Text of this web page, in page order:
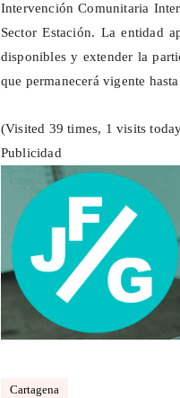
Intervención Comunitaria
Sector Estación. La entidad
disponibles y extender la
que permanecerá vigente
(Visited 39 times, 1 visits
Publicidad
Cartagena